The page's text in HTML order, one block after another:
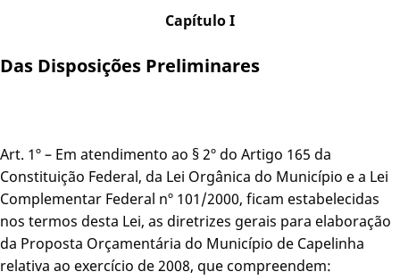
Capítulo I
Das Disposições Preliminares
Art. 1º – Em atendimento ao § 2º do Artigo 165 da
Constituição Federal, da Lei Orgânica do Município e a Lei
Complementar Federal nº 101/2000, ficam estabelecidas
nos termos desta Lei, as diretrizes gerais para elaboração
da Proposta Orçamentária do Município de Capelinha
relativa ao exercício de 2008, que compreendem: